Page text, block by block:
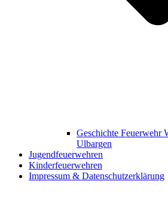
Geschichte Feuerwehr
Ulbargen
Jugendfeuerwehren
Kinderfeuerwehren
Impressum & Datenschutzerklärung